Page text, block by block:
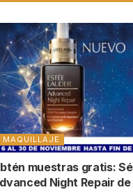
MAQUILLAJE
muestras gratis:
Night Repair